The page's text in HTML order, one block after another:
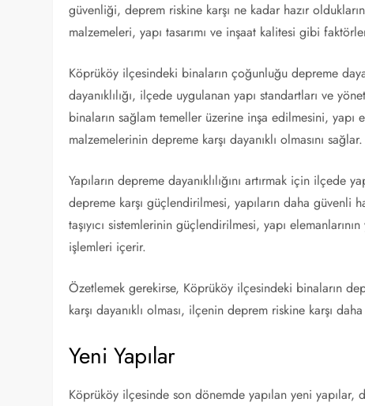
güvenliği, deprem riskine karşı ne kadar hazır
malzemeleri, yapı tasarımı ve inşaat kalitesi gibi
Köprüköy ilçesindeki binaların çoğunluğu depreme
dayanıklılığı, ilçede uygulanan yapı standartları ve
binaların sağlam temeller üzerine inşa edilmesini, yapı
malzemelerinin depreme karşı dayanıklı olmasını sağlar.
Yapıların depreme dayanıklılığını artırmak için ilçede
depreme karşı güçlendirilmesi, yapıların daha güvenli
taşıyıcı sistemlerinin güçlendirilmesi, yapı
işlemleri içerir.
Özetlemek gerekirse, Köprüköy ilçesindeki binaların
karşı dayanıklı olması, ilçenin deprem riskine karşı
Yeni Yapılar
Köprüköy ilçesinde son dönemde yapılan yeni yapılar,